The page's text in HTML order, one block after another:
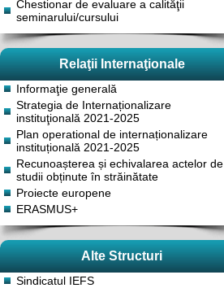
Chestionar de evaluare a calităţii
seminarului/cursului
Relaţii Internaţionale
Informaţie generală
Strategia de Internaționalizare
instituţională 2021-2025
Plan operational de internaționalizare
instituțională 2021-2025
Recunoașterea și echivalarea actelor de
studii obținute în străinătate
Proiecte europene
ERASMUS+
Alte Structuri
Sindicatul IEFS